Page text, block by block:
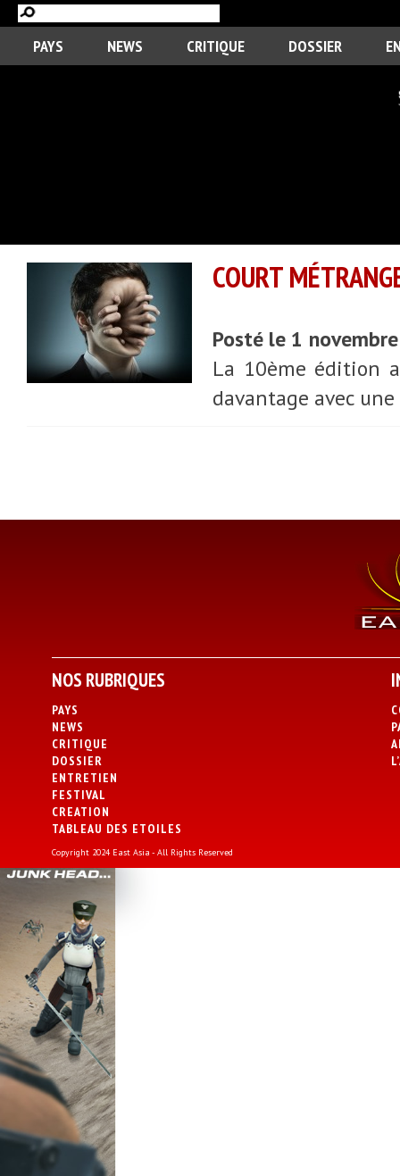
PAYS NEWS CRITIQUE DOSSIER
COURT
Posté le 1
La 10ème édition
davantage avec
NOS RUBRIQUES
PAYS
NEWS
CRITIQUE
DOSSIER
ENTRETIEN
FESTIVAL
CREATION
TABLEAU DES ETOILES
Copyright 2024 East Asia - All Rights Reserved